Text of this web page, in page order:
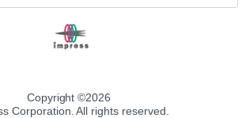
Copyright ©2026
Corporation. All rights reserved.